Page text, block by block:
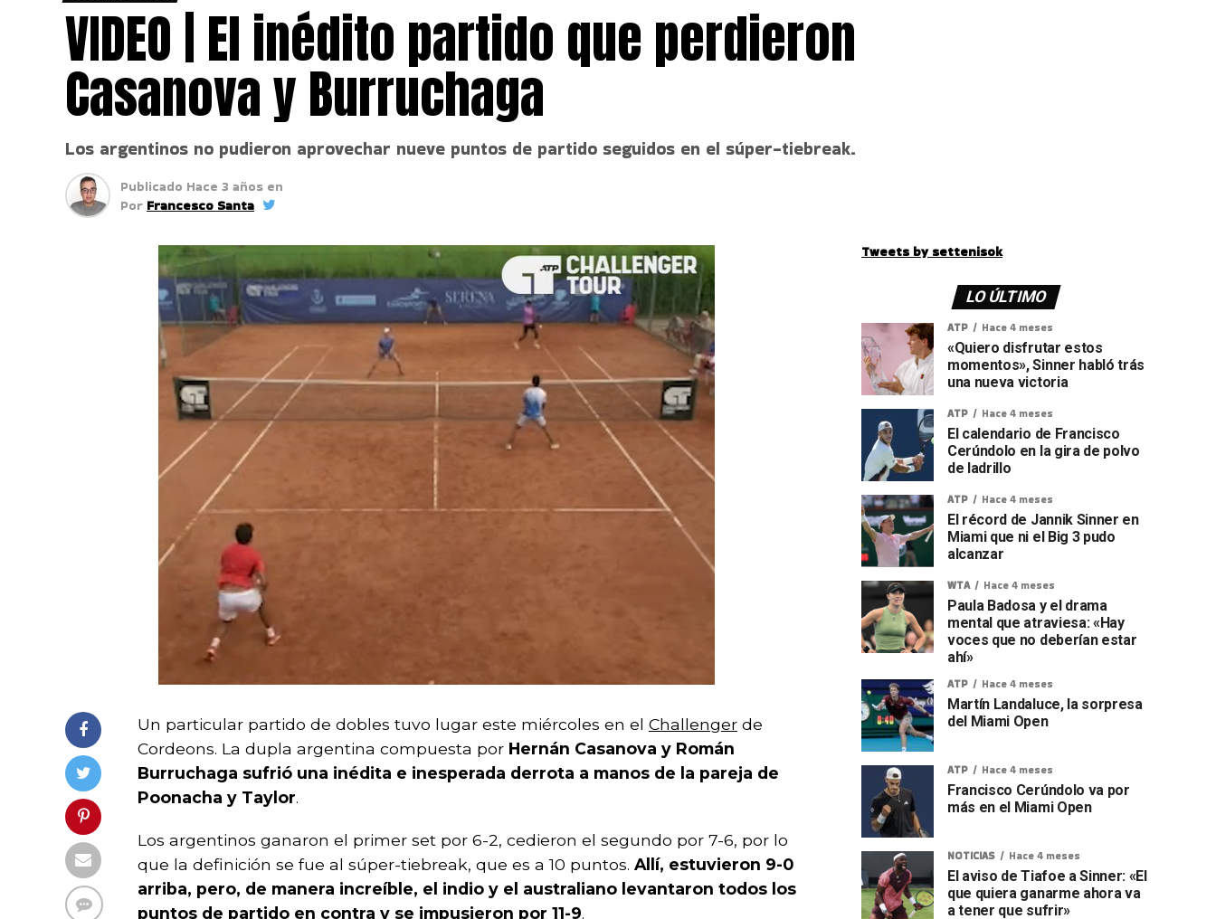
VIDEO | El inédito partido que perdieron
Casanova y Burruchaga
Los argentinos no pudieron aprovechar nueve puntos de partido seguidos en el súper-tiebreak.
Publicado Hace 3 años en
Por Francesco Santa
Un particular partido de dobles tuvo lugar este miércoles en el Challenger de
Cordeons. La dupla argentina compuesta por Hernán Casanova y Román
Burruchaga sufrió una inédita e inesperada derrota a manos de la pareja de
Poonacha y Taylor.
Los argentinos ganaron el primer set por 6-2, cedieron el segundo por 7-6, por lo
que la definición se fue al súper-tiebreak, que es a 10 puntos. Allí, estuvieron 9-0
arriba, pero, de manera increíble, el indio y el australiano levantaron todos los
puntos de partido en contra y se impusieron por 11-9.
Tweets by settenisok
LO ÚLTIMO
ATP Hace 4 meses
«Quiero disfrutar estos
momentos», Sinner habló trás
una nueva victoria
ATP Hace 4 meses
El calendario de Francisco
Cerúndolo en la gira de polvo
de ladrillo
ATP Hace 4 meses
El récord de Jannik Sinner en
Miami que ni el Big 3 pudo
alcanzar
WTA Hace 4 meses
Paula Badosa y el drama
mental que atraviesa: «Hay
voces que no deberían estar
ahí»
ATP Hace 4 meses
Martín Landaluce, la sorpresa
del Miami Open
ATP Hace 4 meses
Francisco Cerúndolo va por
más en el Miami Open
NOTICIAS Hace 4 meses
El aviso de Tiafoe a Sinner: «El
que quiera ganarme ahora va
a tener que sufrir»